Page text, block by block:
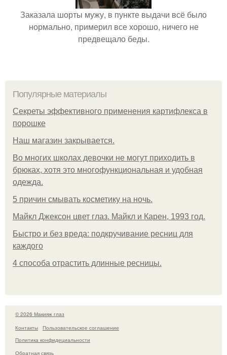
Заказала шорты мужу, в пункте выдачи всё было
нормально, примерил все хорошо, ничего не
предвещало беды.
Популярные материалы
Секреты эффективного применения картифлекса в
порошке
Нaш магaзин зaкрывaeтся.
Во многих школах девочки не могут приходить в
брюках, хотя это многофункциональная и удобная
одежда.
5 причин смывать косметику на ночь.
Майкл Джексон цвет глаз. Майкл и Карен, 1993 год.
Быстро и без вреда: подкручивание ресниц для
каждого
4 способа отрастить длинные ресницы.
© 2026 Макияж глаз
Контакты
Пользовательское соглашение
Политика конфидециальности
Обратная связь